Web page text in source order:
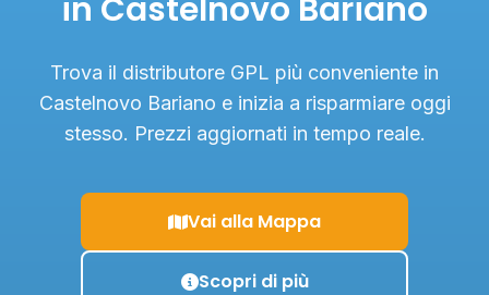
in Castelnovo Bariano
Trova il distributore GPL più conveniente in
Castelnovo Bariano e inizia a risparmiare oggi
stesso. Prezzi aggiornati in tempo reale.
Vai alla Mappa
Scopri di più